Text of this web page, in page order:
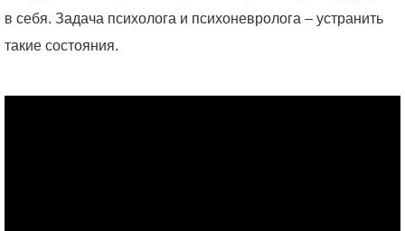
в себя. Задача психолога и психоневролога – устранить
такие состояния.